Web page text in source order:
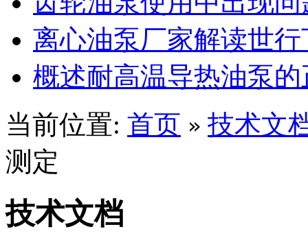
离心油泵厂家解读世
概述耐高温导热油泵
当前位置: 首页 » 技术文
测定
技术文档